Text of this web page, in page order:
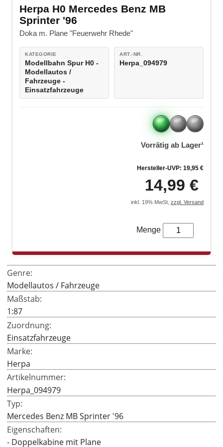
Modellautozubehör
LEGO® Super Mario
LEGO® DC Universe Super Heroes™
LEGO® Marvel Super Heroes™
LEGO® Jurassic World™
LEGO® NINJAGO
Herpa H0 Mercedes Benz MB
Sprinter '96
Doka m. Plane "Feuerwehr Rhede"
KATEGORIE
Modellbahn Spur H0 -
Modellautos /
Fahrzeuge -
Einsatzfahrzeuge
ART.-NR.
Herpa_094979
Vorrätig ab Lager¹
Hersteller-UVP: 19,95 €
14,99 €
inkl. 19% MwSt, zzgl. Versand
Menge
Genre:
Modellautos / Fahrzeuge
Maßstab:
1:87
Zuordnung:
Einsatzfahrzeuge
Marke:
Herpa
Artikelnummer:
Herpa_094979
Typ:
Mercedes Benz MB Sprinter '96
Eigenschaften:
- Doppelkabine mit Plane